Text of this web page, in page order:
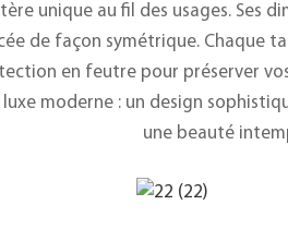
unique au fil des usages. Ses
de façon symétrique. Chaque
en feutre pour préserver
luxe moderne : un design
une beauté